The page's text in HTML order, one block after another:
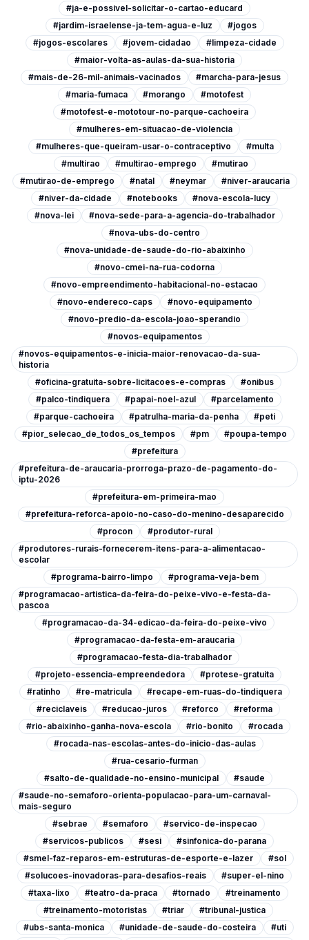
#ja-e-possivel-solicitar-o-cartao-educard
#jardim-israelense-ja-tem-agua-e-luz
#jogos
#jogos-escolares
#jovem-cidadao
#limpeza-cidade
#maior-volta-as-aulas-da-sua-historia
#mais-de-26-mil-animais-vacinados
#marcha-para-jesus
#maria-fumaca
#morango
#motofest
#motofest-e-mototour-no-parque-cachoeira
#mulheres-em-situacao-de-violencia
#mulheres-que-queiram-usar-o-contraceptivo
#multa
#multirao
#multirao-emprego
#mutirao
#mutirao-de-emprego
#natal #neymar
#niver-araucaria
#niver-da-cidade
#notebooks
#nova-escola-lucy
#nova-lei
#nova-sede-para-a-agencia-do-trabalhador
#nova-ubs-do-centro
#nova-unidade-de-saude-do-rio-abaixinho
#novo-cmei-na-rua-codorna
#novo-empreendimento-habitacional-no-estacao
#novo-endereco-caps
#novo-equipamento
#novo-predio-da-escola-joao-sperandio
#novos-equipamentos
#novos-equipamentos-e-inicia-maior-renovacao-da-sua-
historia
#oficina-gratuita-sobre-licitacoes-e-compras
#onibus
#palco-tindiquera
#papai-noel-azul
#parcelamento
#parque-cachoeira
#patrulha-maria-da-penha
#peti
#pior_selecao_de_todos_os_tempos
#pm
#poupa-tempo
#prefeitura
#prefeitura-de-araucaria-prorroga-prazo-de-pagamento-do-
iptu-2026
#prefeitura-em-primeira-mao
#prefeitura-reforca-apoio-no-caso-do-menino-desaparecido
#procon
#produtor-rural
#produtores-rurais-fornecerem-itens-para-a-alimentacao-
escolar
#programa-bairro-limpo
#programa-veja-bem
#programacao-artistica-da-feira-do-peixe-vivo-e-festa-da-
pascoa
#programacao-da-34-edicao-da-feira-do-peixe-vivo
#programacao-da-festa-em-araucaria
#programacao-festa-dia-trabalhador
#projeto-essencia-empreendedora
#protese-gratuita
#ratinho
#re-matricula
#recape-em-ruas-do-tindiquera
#reciclaveis
#reducao-juros #reforco
#reforma
#rio-abaixinho-ganha-nova-escola
#rio-bonito
#rocada
#rocada-nas-escolas-antes-do-inicio-das-aulas
#rua-cesario-furman
#salto-de-qualidade-no-ensino-municipal
#saude
#saude-no-semaforo-orienta-populacao-para-um-carnaval-
mais-seguro
#sebrae
#semaforo
#servico-de-inspecao
#servicos-publicos
#sesi
#sinfonica-do-parana
#smel-faz-reparos-em-estruturas-de-esporte-e-lazer
#sol
#solucoes-inovadoras-para-desafios-reais
#super-el-nino
#taxa-lixo
#teatro-da-praca #tornado
#treinamento
#treinamento-motoristas
#triar
#tribunal-justica
#ubs-santa-monica
#unidade-de-saude-do-costeira
#uti